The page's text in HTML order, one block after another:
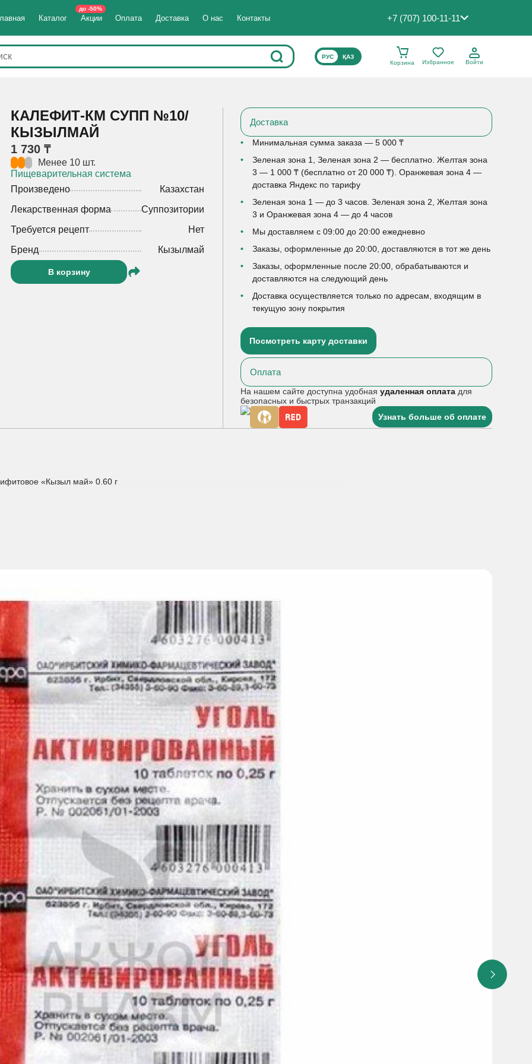
Каталог Акции
до -50%
Оплата Доставка О нас Контакты +7 (707) 100-11-11
ВЫБЕРИТЕ ЯЗЫК САЙТА
РУС
ҚАЗ
Корзина
Избранное Войти
КАЛЕФИТ-КМ СУПП №10/
КЫЗЫЛМАЙ
1 730 ₸
Менее 10 шт.
Пищеварительная система
Произведено
Казахстан
Лекарственная форма
Суппозитории
Требуется рецепт
Нет
Бренд
Кызылмай
В корзину
Доставка
Минимальная сумма заказа — 5 000 ₸
Зеленая зона 1, Зеленая зона 2 — бесплатно. Желтая зона
3 — 1 000 ₸ (бесплатно от 20 000 ₸). Оранжевая зона 4 —
доставка Яндекс по тарифу
Зеленая зона 1 — до 3 часов. Зеленая зона 2, Желтая зона
3 и Оранжевая зона 4 — до 4 часов
Мы доставляем с 09:00 до 20:00 ежедневно
Заказы, оформленные до 20:00, доставляются в тот же день
Заказы, оформленные после 20:00, обрабатываются и
доставляются на следующий день
Доставка осуществляется только по адресам, входящим в
текущую зону покрытия
Посмотреть карту доставки
Оплата
На нашем сайте доступна удобнаяудаленная оплата для
безопасных и быстрых транзакций
Узнать больше об оплате
«Кызыл май» 0.60 г
микрофлоры
и язвы заднего прохода, сопровождаемые зудом и выделением слизи.
препарата.
к компонентам препарата.
данных по безопасности и эффективности.
беременных и кормящих матерей
управления транспортными средствами и потенциально опасными механизмами